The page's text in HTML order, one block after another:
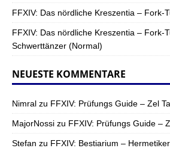
FFXIV: Das nördliche Kreszentia – Fork-
FFXIV: Das nördliche Kreszentia – Fork-
Schwerttänzer (Normal)
NEUESTE KOMMENTARE
Nimral zu FFXIV: Prüfungs Guide – Zel
MajorNossi zu FFXIV: Prüfungs Guide –
Stefan zu FFXIV: Bestiarium – Hermetiker